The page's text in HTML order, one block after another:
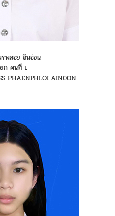
รพลอย อินอ่อน
ก คนที่ 1
AINOON